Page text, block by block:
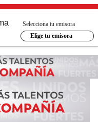
Selecciona tu emisora
Elige tu emisora